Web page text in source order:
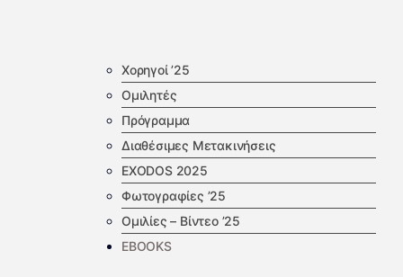
Χορηγοί ’25
Ομιλητές
Πρόγραμμα
Διαθέσιμες Μετακινήσεις
EXODOS 2025
Φωτογραφίες ’25
Ομιλίες – Βίντεο ’25
EBOOKS